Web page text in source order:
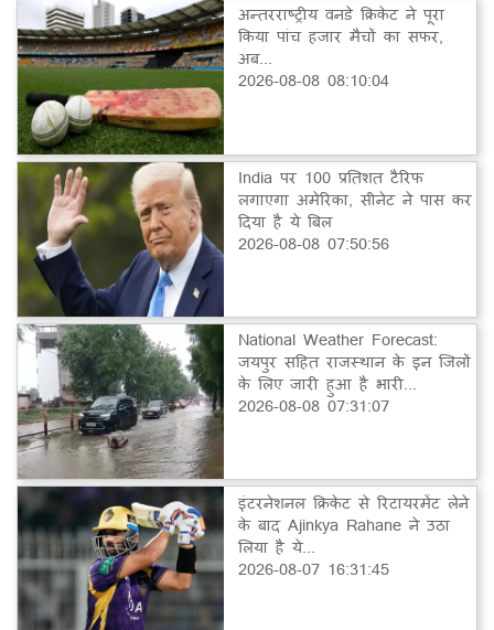
अन्तरराष्ट्रीय वनडे क्रिकेट ने पूरा
किया पांच हजार मैचों का सफर,
अब...
2026-08-08 08:10:04
India पर 100 प्रतिशत टैरिफ
लगाएगा अमेरिका, सीनेट ने पास कर
दिया है ये बिल
2026-08-08 07:50:56
National Weather Forecast:
जयपुर सहित राजस्थान के इन जिलों
के लिए जारी हुआ है भारी...
2026-08-08 07:31:07
इंटरनेशनल क्रिकेट से रिटायरमेंट लेने
के बाद Ajinkya Rahane ने उठा
लिया है ये...
2026-08-07 16:31:45